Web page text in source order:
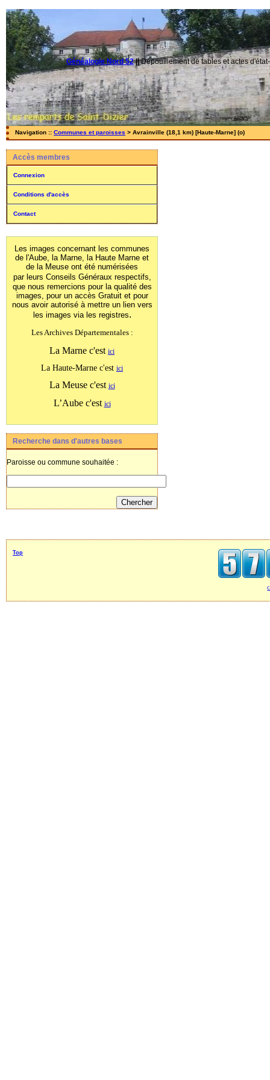
Généalogie Nord 52||Dépouillement de tables et actes
Navigation :: Communes et paroisses > Avrainville (18,1 km) [Haute-Marne] (o)
Accès membres
Connexion
Conditions d'accès
Contact
Les images concernant les communes
de l'Aube, la Marne, la Haute Marne et
de la Meuse ont été numérisées
par leurs Conseils Généraux respectifs,
que nous remercions pour la qualité des
images, pour un accès Gratuit et pour
nous avoir autorisé à mettre un lien vers
les images via les registres.
Les Archives Départementales :
La Marne c'est ici
La Haute-Marne c'est ici
La Meuse c'est ici
L’Aube c'est ici
Recherche dans d'autres bases
Paroisse ou commune souhaitée :
Top